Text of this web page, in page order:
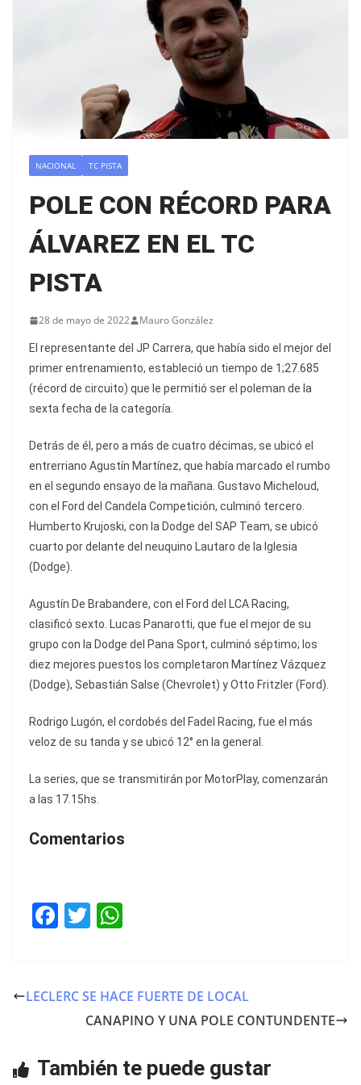
NACIONAL TC PISTA
POLE CON RÉCORD PARA
ÁLVAREZ EN EL TC
PISTA
28 de mayo de 2022 Mauro González
El representante del JP Carrera, que había sido el mejor del
primer entrenamiento, estableció un tiempo de 1;27.685
(récord de circuito) que le permitió ser el poleman de la
sexta fecha de la categoría.
Detrás de él, pero a más de cuatro décimas, se ubicó el
entrerriano Agustín Martínez, que había marcado el rumbo
en el segundo ensayo de la mañana. Gustavo Micheloud,
con el Ford del Candela Competición, culminó tercero.
Humberto Krujoski, con la Dodge del SAP Team, se ubicó
cuarto por delante del neuquino Lautaro de la Iglesia
(Dodge).
Agustín De Brabandere, con el Ford del LCA Racing,
clasificó sexto. Lucas Panarotti, que fue el mejor de su
grupo con la Dodge del Pana Sport, culminó séptimo; los
diez mejores puestos los completaron Martínez Vázquez
(Dodge), Sebastián Salse (Chevrolet) y Otto Fritzler (Ford).
Rodrigo Lugón, el cordobés del Fadel Racing, fue el más
veloz de su tanda y se ubicó 12° en la general.
La series, que se transmitirán por MotorPlay, comenzarán
a las 17.15hs.
Comentarios
F
e
o
T
er s
A
p
LECLERC SE HACE FUERTE DE LOCAL
CANAPINO Y UNA POLE CONTUNDENTE
También te puede gustar